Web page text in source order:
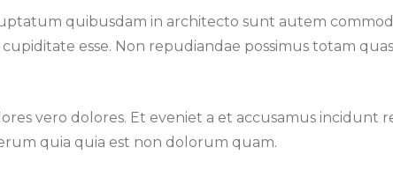
quibusdam in architecto sunt autem
esse. Non repudiandae possimus totam
vero dolores. Et eveniet a et accusamus incidunt
quia quia est non dolorum quam.